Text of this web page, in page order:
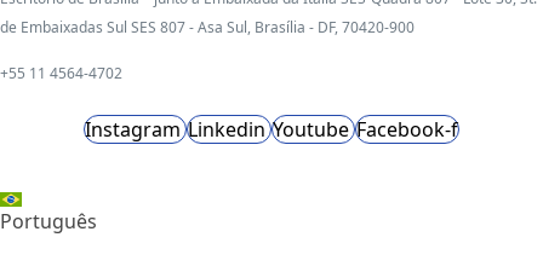
de Embaixadas Sul SES 807 - Asa Sul, Brasília - DF, 70420-900
+55 11 4564-4702
Instagram Linkedin Youtube Facebook-f
Português